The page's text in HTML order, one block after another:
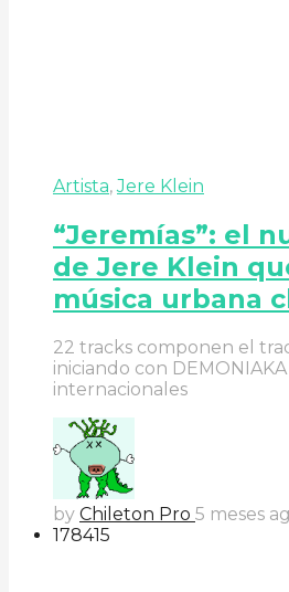
Artista,Jere Klein
“Jeremías”: el
de Jere Klein
música urbana
22 tracks componen el
iniciando con
internacionales
by Chileton Pro 5 meses
178415